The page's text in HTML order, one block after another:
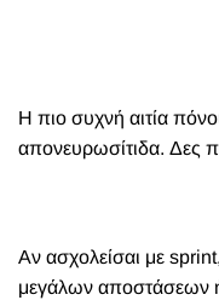
Η πιο συχνή αιτία
απονευρωσίτιδα. Δες
Αν ασχολείσαι με
μεγάλων αποστάσεων